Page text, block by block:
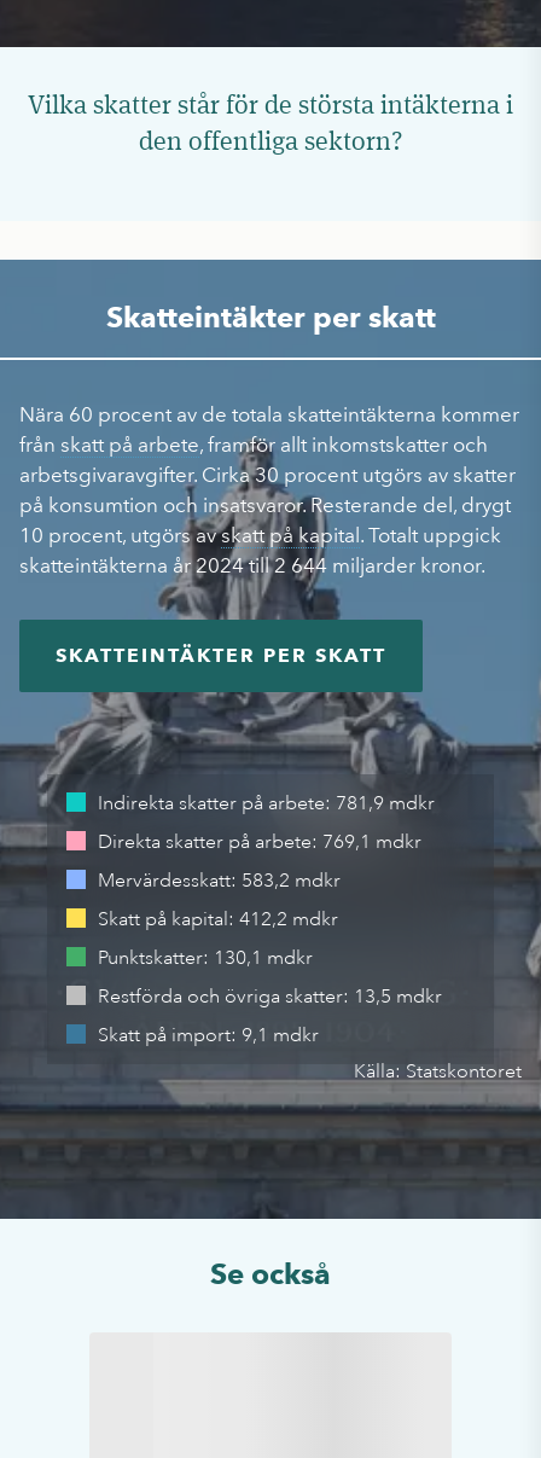
Vilka skatter står för de största intäkterna i
den offentliga sektorn?
Skatteintäkter per skatt
Nära 60 procent av de totala skatteintäkterna kommer
från skatt på arbete, framför allt inkomstskatter och
arbetsgivaravgifter. Cirka 30 procent utgörs av skatter
på konsumtion och insatsvaror. Resterande del, drygt
10 procent, utgörs avskatt på kapital . Totalt uppgick
skatteintäkterna år 2024 till 2 644 miljarder kronor.
SKATTEINTÄKTER PER SKATT
Indirekta skatter på arbete: 781,9 mdkr
Direkta skatter på arbete: 769,1 mdkr
Mervärdesskatt: 583,2 mdkr
Skatt på kapital: 412,2 mdkr
Punktskatter: 130,1 mdkr
Restförda och övriga skatter: 13,5 mdkr
Skatt på import: 9,1 mdkr
Källa: Statskontoret
Se också